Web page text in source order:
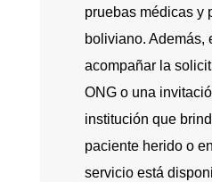
pruebas médicas y
boliviano. Además,
acompañar la
ONG o una
institución que
paciente herido o
servicio está